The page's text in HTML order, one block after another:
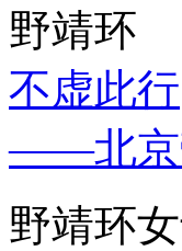
野靖环
不虚此行
——北京
野靖环